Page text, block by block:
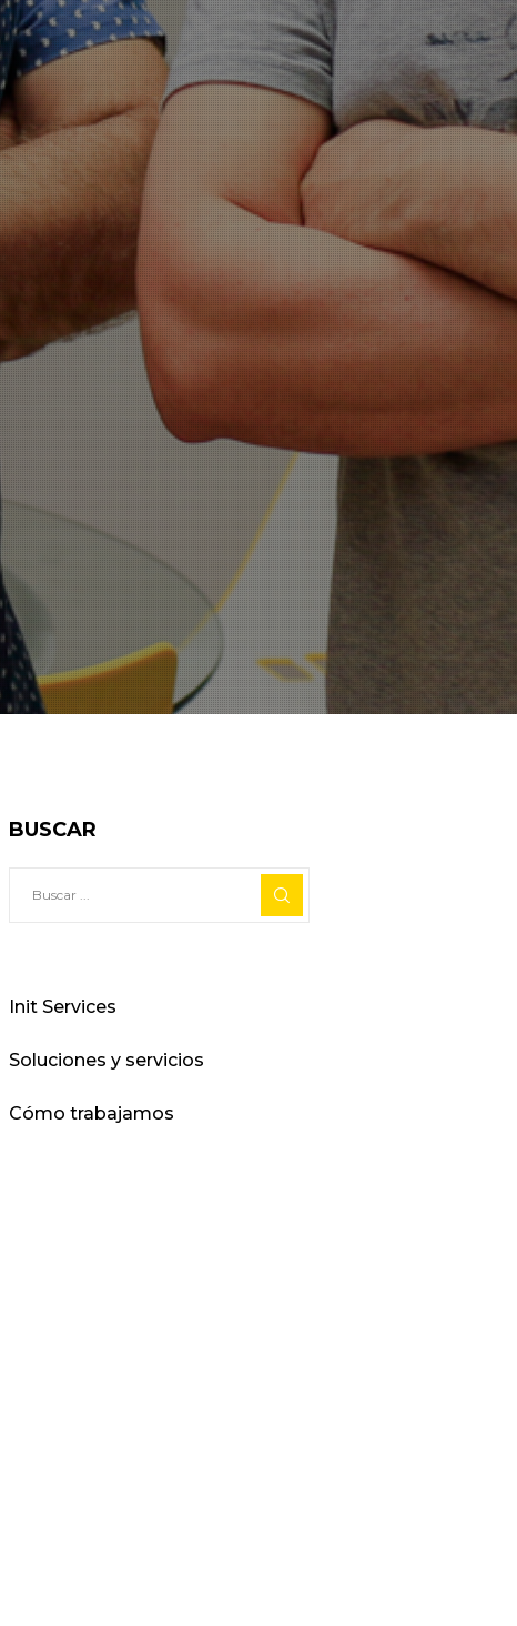
BUSCAR
Init Services
Soluciones y servicios
Cómo trabajamos